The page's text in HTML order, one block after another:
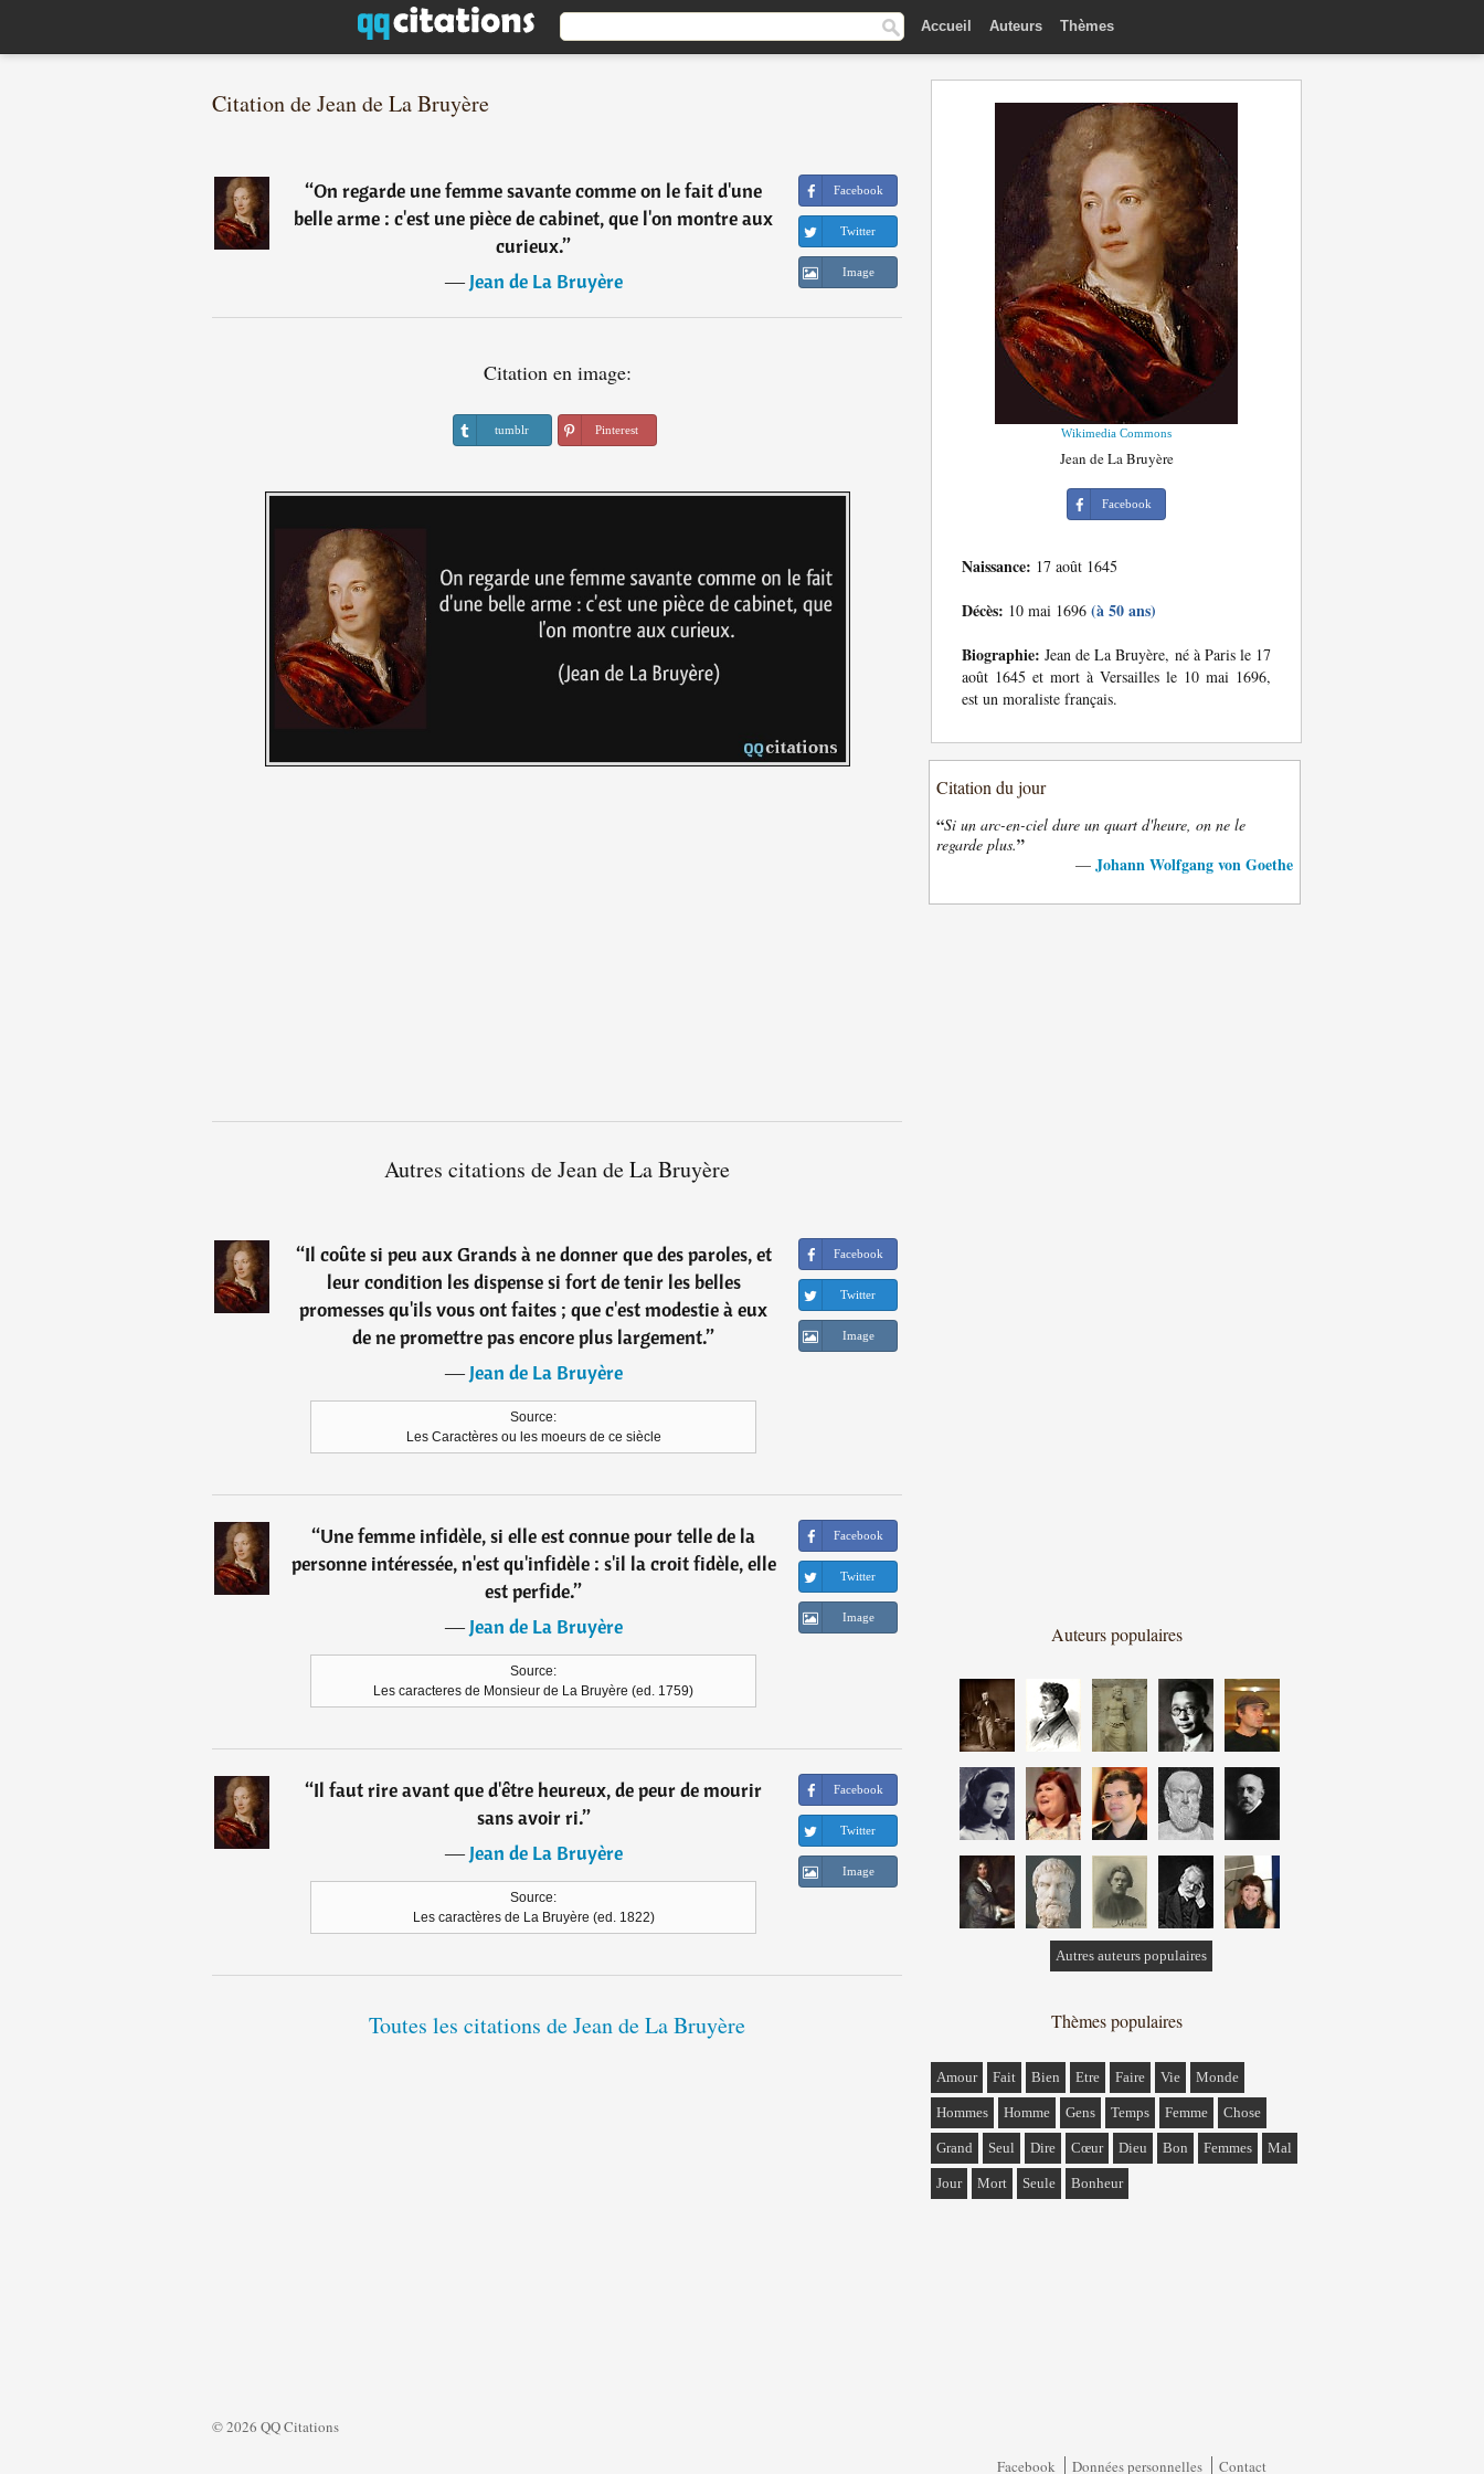
Accueil Auteurs Thèmes
Citation de Jean de La Bruyère
“On regarde une femme savante comme on le fait d'une
belle arme : c'est une pièce de cabinet, que l'on montre aux
curieux.”
―Jean de La Bruyère
Facebook
Twitter
Image
Citation en image:
tumblr Pinterest
Autres citations de Jean de La Bruyère
“Il coûte si peu aux Grands à ne donner que des paroles, et
leur condition les dispense si fort de tenir les belles
promesses qu'ils vous ont faites ; que c'est modestie à eux
de ne promettre pas encore plus largement.”
―Jean de La Bruyère
Source:
Les Caractères ou les moeurs de ce siècle
Facebook
Twitter
Image
“Une femme infidèle, si elle est connue pour telle de la
personne intéressée, n'est qu'infidèle : s'il la croit fidèle, elle
est perfide.”
―Jean de La Bruyère
Source:
Les caracteres de Monsieur de La Bruyère (ed. 1759)
Facebook
Twitter
Image
“Il faut rire avant que d'être heureux, de peur de mourir
sans avoir ri.”
―Jean de La Bruyère
Source:
Les caractères de La Bruyère (ed. 1822)
Facebook
Twitter
Image
Toutes les citations de Jean de La Bruyère
Wikimedia Commons
Jean de La Bruyère
Facebook
Naissance: 17 août 1645
Décès: 10 mai 1696 (à 50 ans)
Biographie: Jean de La Bruyère, né à Paris le 17
août 1645 et mort à Versailles le 10 mai 1696,
est un moraliste français.
Citation du jour
“Si un arc-en-ciel dure un quart d'heure, on ne le
regarde plus.”
— Johann Wolfgang von Goethe
Auteurs populaires
Autres auteurs populaires
Thèmes populaires
Amour Fait Bien Etre Faire Vie Monde
Hommes Homme Gens Temps Femme Chose
Grand Seul Dire Cœur Dieu Bon Femmes Mal
Jour Mort Seule Bonheur
© 2026 QQ Citations
Facebook
Données personnelles Contact